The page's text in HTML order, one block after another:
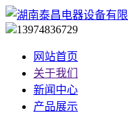
13974836729
网站首页
关于我们
新闻中心
产品展示